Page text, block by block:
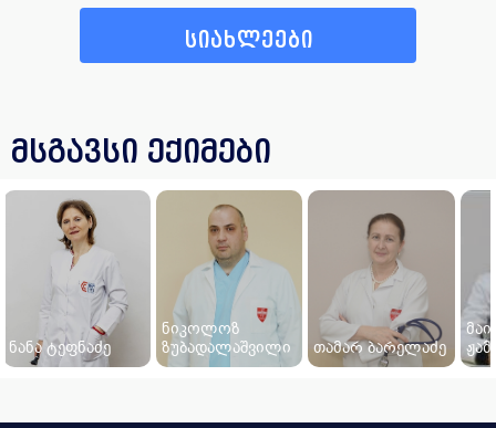
სიახლეები
მსგავსი ექიმები
ნანა ტეფნაძე
ნიკოლოზ
ზუბადალაშვილი
თამარ ბარელაძე